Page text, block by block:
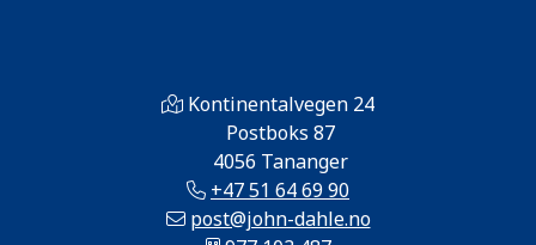
Kontinentalvegen 24
Postboks 87
4056 Tananger
+47 51 64 69 90
post@john-dahle.no